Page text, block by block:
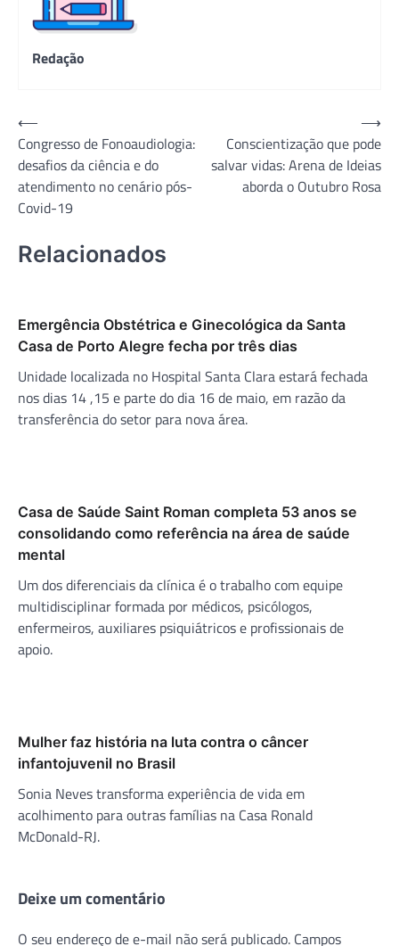
Redação
Navegação
de
Post
⟵
Congresso de Fonoaudiologia:
desafios da ciência e do
atendimento no cenário pós-
Covid-19
Conscientização que pode
salvar vidas: Arena de Ideias
aborda o Outubro Rosa
⟶
Relacionados
Emergência Obstétrica e Ginecológica da Santa
Casa de Porto Alegre fecha por três dias
Unidade localizada no Hospital Santa Clara estará fechada
nos dias 14 ,15 e parte do dia 16 de maio, em razão da
transferência do setor para nova área.
Casa de Saúde Saint Roman completa 53 anos se
consolidando como referência na área de saúde
mental
Um dos diferenciais da clínica é o trabalho com equipe
multidisciplinar formada por médicos, psicólogos,
enfermeiros, auxiliares psiquiátricos e profissionais de
apoio.
Mulher faz história na luta contra o câncer
infantojuvenil no Brasil
Sonia Neves transforma experiência de vida em
acolhimento para outras famílias na Casa Ronald
McDonald-RJ.
Deixe um comentário
O seu endereço de e-mail não será publicado. Campos